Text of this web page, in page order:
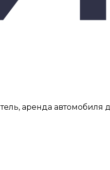
аренда автомобиля